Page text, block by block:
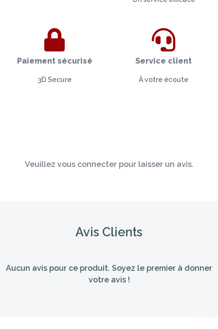
Paiement sécurisé
3D Secure
Service client
À votre écoute
Veuillez vous connecter pour laisser un avis.
Avis Clients
Aucun avis pour ce produit. Soyez le premier à donner
votre avis !